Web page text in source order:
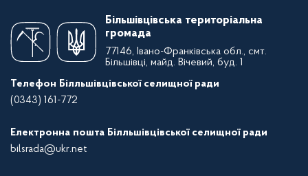
Більшівцівська територіальна
громада
77146, Івано-Франківська обл., смт.
Більшівці, майд. Вічевий, буд. 1
Телефон Білльшівцівської селищної ради
(0343) 161-772
Електронна пошта Білльшівцівської селищної ради
bilsrada@ukr.net